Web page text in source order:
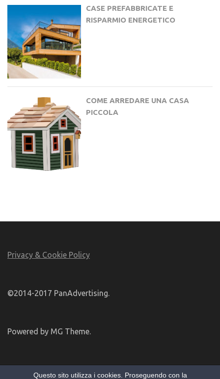
CASE PREFABBRICATE E
RISPARMIO ENERGETICO
COME ARREDARE UNA CASA
PICCOLA
Privacy & Cookie Policy
©2014-2017 PanAdvertising.
Powered by MG Theme.
Questo sito utilizza i cookies. Proseguendo con la